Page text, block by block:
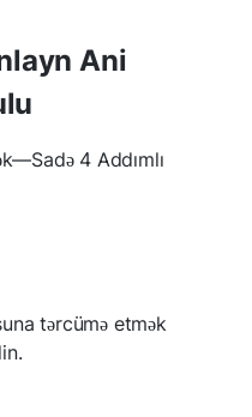
Ani
4 Addımlı
tərcümə etmək